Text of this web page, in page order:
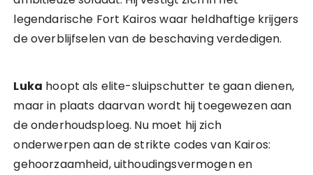
legendarische Fort Kairos waar heldhaftige krijgers
de overblijfselen van de beschaving verdedigen.
Luka hoopt als elite-sluipschutter te gaan dienen,
maar in plaats daarvan wordt hij toegewezen aan
de onderhoudsploeg. Nu moet hij zich
onderwerpen aan de strikte codes van Kairos:
gehoorzaamheid, uithoudingsvermogen en